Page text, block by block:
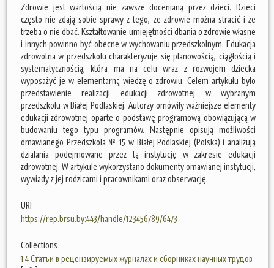
Zdrowie jest wartością nie zawsze docenianą przez dzieci. Dzieci
często nie zdają sobie sprawy z tego, że zdrowie można stracić i że
trzeba o nie dbać. Kształtowanie umiejętności dbania o zdrowie własne
i innych powinno być obecne w wychowaniu przedszkolnym. Edukacja
zdrowotna w przedszkolu charakteryzuje się planowością, ciągłością i
systematycznością, która ma na celu wraz z rozwojem dziecka
wyposażyć je w elementarną wiedzę o zdrowiu. Celem artykułu było
przedstawienie realizacji edukacji zdrowotnej w wybranym
przedszkolu w Białej Podlaskiej. Autorzy omówiły ważniejsze elementy
edukacji zdrowotnej oparte o podstawę programową obowiązującą w
budowaniu tego typu programów. Następnie opisują możliwości
omawianego Przedszkola № 15 w Białej Podlaskiej (Polska) i analizują
działania podejmowane przez tą instytucję w zakresie edukacji
zdrowotnej. W artykule wykorzystano dokumenty omawianej instytucji,
wywiady z jej rodzicami i pracownikami oraz obserwację.
URI
https://rep.brsu.by:443/handle/123456789/6473
Collections
1.4 Статьи в рецензируемых журналах и сборниках научных трудов